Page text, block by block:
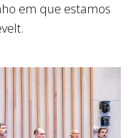
em que estamos